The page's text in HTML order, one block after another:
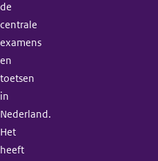
de
centrale
examens
en
toetsen
in
Nederland.
Het
heeft